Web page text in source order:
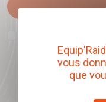
proposés. Ce choix est
mon inscription.vous
que